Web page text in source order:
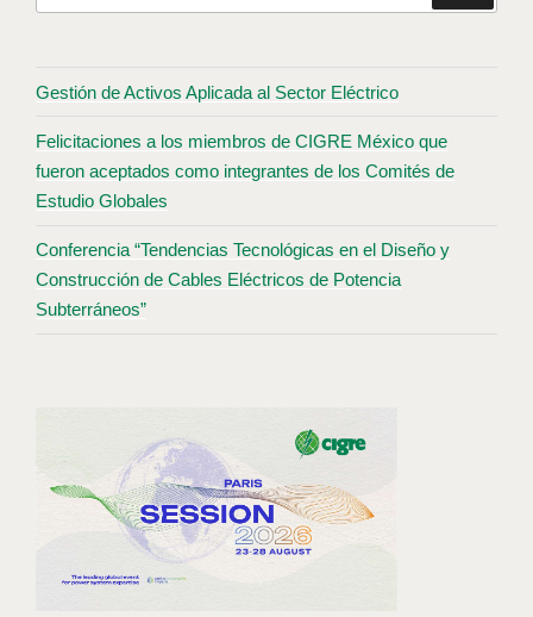
Gestión de Activos Aplicada al Sector Eléctrico
Felicitaciones a los miembros de CIGRE México que
fueron aceptados como integrantes de los Comités de
Estudio Globales
Conferencia “Tendencias Tecnológicas en el Diseño y
Construcción de Cables Eléctricos de Potencia
Subterráneos”